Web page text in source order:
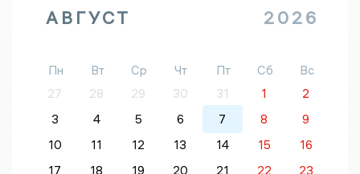
АВГУСТ 2026
Пн Вт Ср Чт Пт Сб
Вс
27
28 29 30 31 1
2
3
4 5 6 7 8
9
10
11 12 13 14 15
16
17
18 19 20 21 22
23